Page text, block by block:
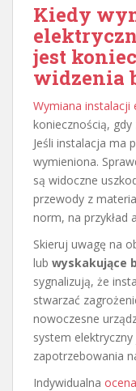
Kiedy
jest
widzenia
Wymiana instalacji
koniecznością,
Jeśli instalacja ma
wymieniona.
są widoczne
przewody z
norm, na przykład
Skieruj uwagę na
lub wyskakujące
sygnalizują, że
stwarzać
nowoczesne
system
zapotrzebowania
Indywidualna